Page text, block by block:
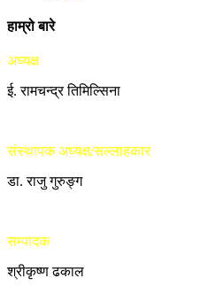
हाम्रो बारे
अध्यक्ष
ई. रामचन्द्र तिमिल्सिना
संस्थापक अध्यक्ष/सल्लाहकार
डा. राजु गुरुङ्ग
सम्पादक
श्रीकृष्ण ढकाल